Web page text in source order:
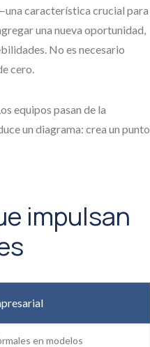
característica crucial para
una nueva oportunidad,
No es necesario
cero.
equipos pasan de la
un diagrama: crea un punto
impulsan
en modelos